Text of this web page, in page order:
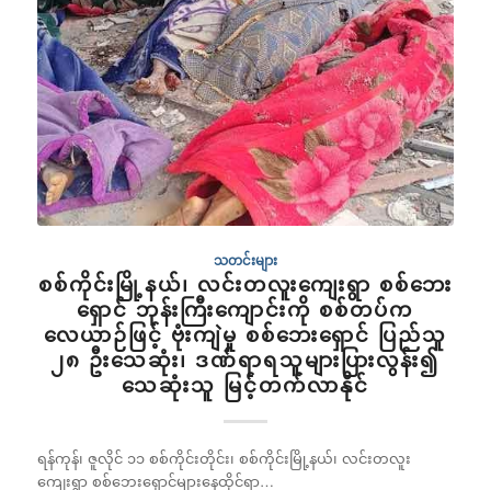
သတင်းများ
စစ်ကိုင်းမြို့နယ်၊ လင်းတလူးကျေးရွာ စစ်ဘေး
ရှောင် ဘုန်းကြီးကျောင်းကို စစ်တပ်က
လေယာဉ်ဖြင့် ဗုံးကျဲမှု စစ်ဘေးရှောင် ပြည်သူ
၂၈ ဦးသေဆုံး၊ ဒဏ်ရာရသူများပြားလွန်း၍
သေဆုံးသူ မြင့်တက်လာနိုင်
ရန်ကုန်၊ ဇူလိုင် ၁၁ စစ်ကိုင်းတိုင်း၊ စစ်ကိုင်းမြို့နယ်၊ လင်းတလူး
ကျေးရွာ စစ်ဘေးရှောင်များနေထိုင်ရာ…